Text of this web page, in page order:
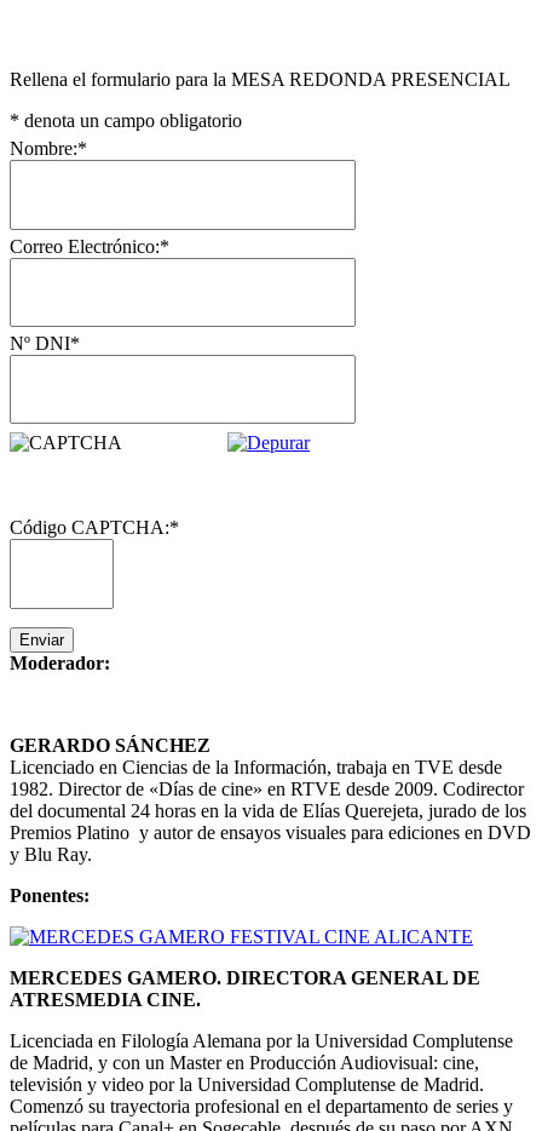
Rellena el formulario para la MESA REDONDA PRESENCIAL
* denota un campo obligatorio
Nombre:*
Correo Electrónico:*
Nº DNI*
Código CAPTCHA:*
Moderador:
GERARDO SÁNCHEZ
Licenciado en Ciencias de la Información, trabaja en TVE desde
1982. Director de «Días de cine» en RTVE desde 2009. Codirector
del documental 24 horas en la vida de Elías Querejeta, jurado de los
Premios Platino y autor de ensayos visuales para ediciones en DVD
y Blu Ray.
Ponentes:
MERCEDES GAMERO. DIRECTORA GENERAL DE
ATRESMEDIA CINE.
Licenciada en Filología Alemana por la Universidad Complutense
de Madrid, y con un Master en Producción Audiovisual: cine,
televisión y video por la Universidad Complutense de Madrid.
Comenzó su trayectoria profesional en el departamento de series y